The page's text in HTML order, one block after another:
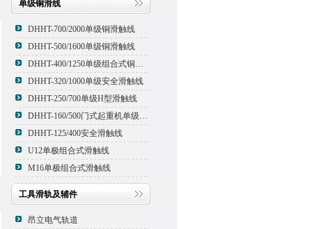
单级铜滑线
DHHT-700/2000单级铜滑触线
DHHT-500/1600单级铜滑触线
DHHT-400/1250单级组合式铜滑线,滑触线
DHHT-320/1000单级安全滑触线
DHHT-250/700单级H型滑触线
DHHT-160/500门式起重机单级组合式滑触线
DHHT-125/400安全滑触线
U12单极组合式滑触线
M16单极组合式滑触线
工具滑轨及辅件
昂立电气轨道